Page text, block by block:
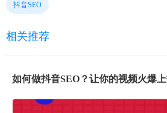
抖音SEO
相关推荐
如何做抖音SEO？让你的视频火爆上